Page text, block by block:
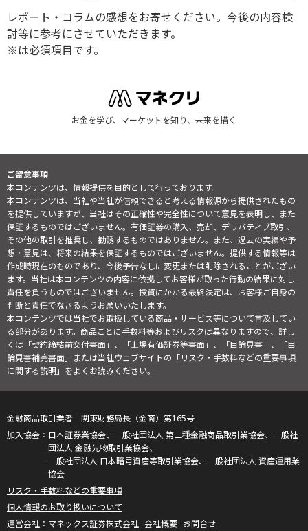
レポート・コラムの感想をお寄せください。今後の内容検
討等に参考にさせていただきます。
※は必須項目です。
お金を学び、マーケットを知り、未来を描く
ご留意事項
本コンテンツは、情報提供を目的として行っております。
本コンテンツは、当社や当社が信頼できると考える情報源から提供されたもの
を提供していますが、当社はその正確性や完全性について意見を表明し、また
保証するものではございません。有価証券の購入、売却、デリバティブ取引、
その他の取引を推奨し、勧誘するものではありません。また、過去の実績や予
想・意見は、将来の結果を保証するものではございません。提供する情報等は
作成時現在のものであり、今後予告なしに変更または削除されることがござい
ます。当社は本コンテンツの内容に依拠してお客様が取った行動の結果に対し
責任を負うものではございません。投資にかかる最終決定は、お客様ご自身の
判断と責任でなさるようお願いいたします。
本コンテンツでは当社でお取扱している商品・サービス等について言及してい
る部分があります。商品ごとに手数料等およびリスクは異なりますので、詳し
くは「契約締結前交付書面」、「上場有価証券等書面」、「目論見書」、「目
論見書補完書面」または当社ウェブサイトの「リスク・手数料などの重要事項
に関する説明」をよくお読みください。
金融商品取引業者 関東財務局長（金商）第165号
日本証券業協会、一般社団法人 第二種金融商品取引業協会、一般社
団法人 金融先物取引業協会、
一般社団法人 日本暗号資産等取引業協会、一般社団法人 資産運用業
協会
リスク・手数料などの重要事項
個人情報のお取り扱いについて
マネックス証券株式会社 会社概要 お問合せ